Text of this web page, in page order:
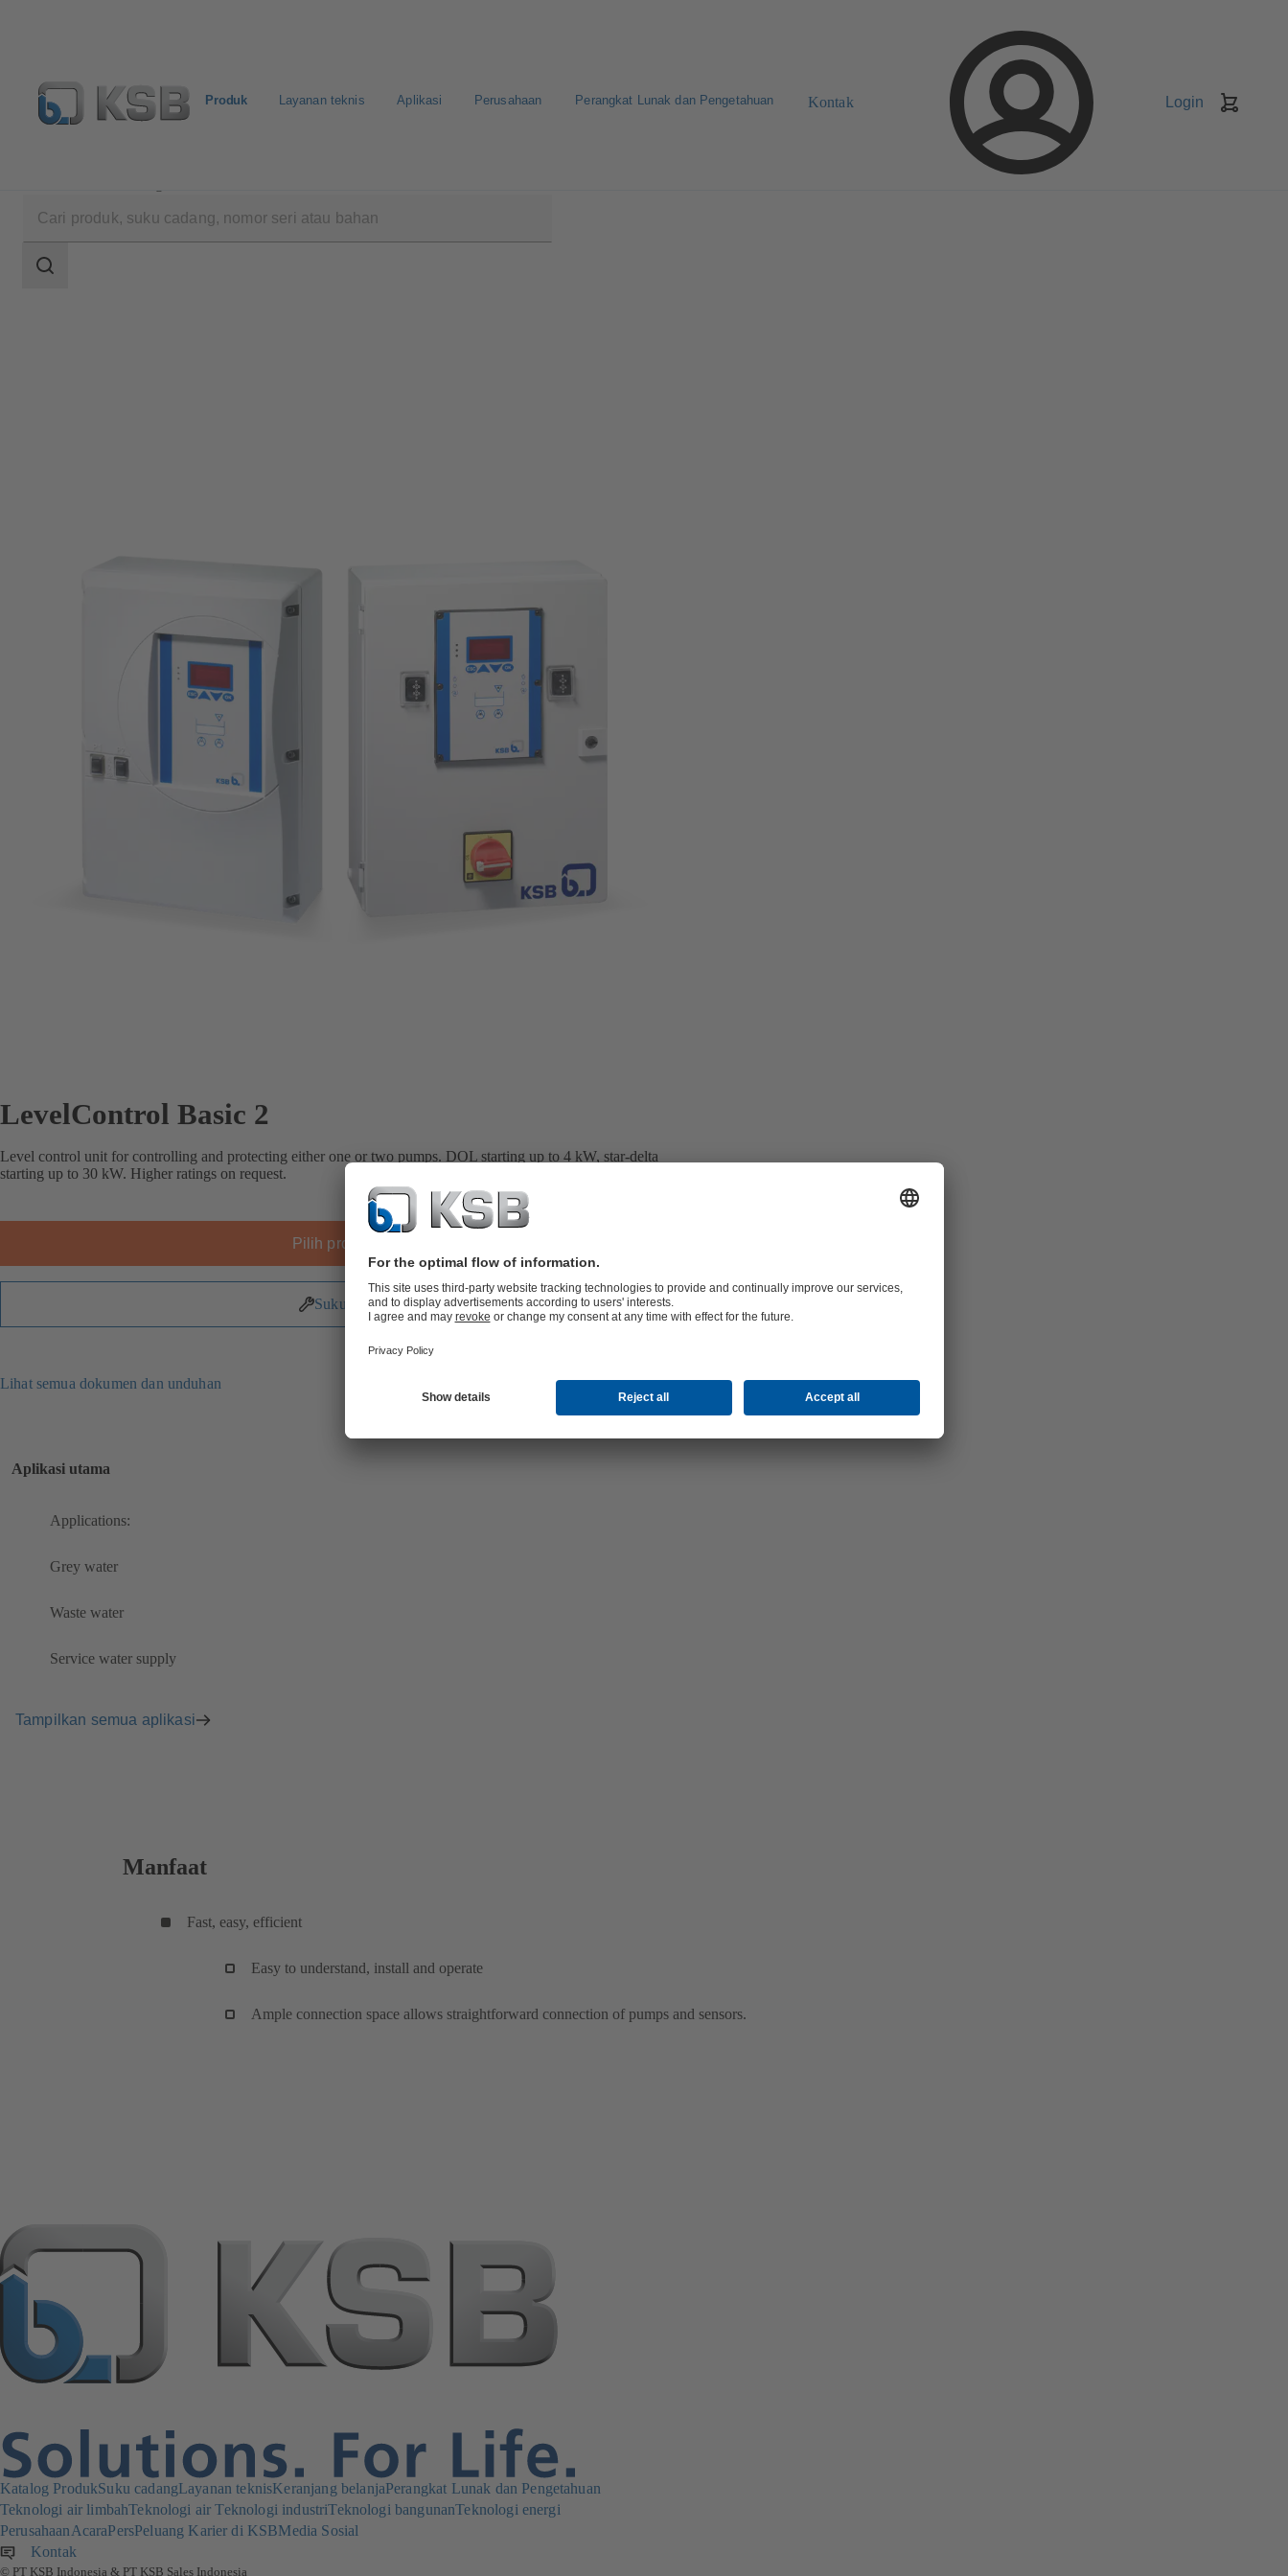
Produk Layanan teknis Aplikasi Perusahaan Perangkat Lunak dan Pengetahuan Kontak Login
pencarian
Area
LevelControl Basic 2
Level control unit for controlling and protecting either one or two pumps. DOL starting up to 4 kW, star-delta
starting up to 30 kW. Higher ratings on request.
Pilih produk
Suku Cadang
Lihat semua dokumen dan unduhan
Aplikasi utama
Applications:
Grey water
Waste water
Service water supply
Tampilkan semua aplikasi
Manfaat
Fast, easy, efficient
Easy to understand, install and operate
Ample connection space allows straightforward connection of pumps and sensors.
Katalog ProdukSuku cadangLayanan teknisKeranjang belanjaPerangkat Lunak dan Pengetahuan
Teknologi air limbahTeknologi airTeknologi industriTeknologi bangunanTeknologi energi
PerusahaanAcaraPersPeluang Karier di KSBMedia Sosial
Kontak
© PT KSB Indonesia & PT KSB Sales Indonesia